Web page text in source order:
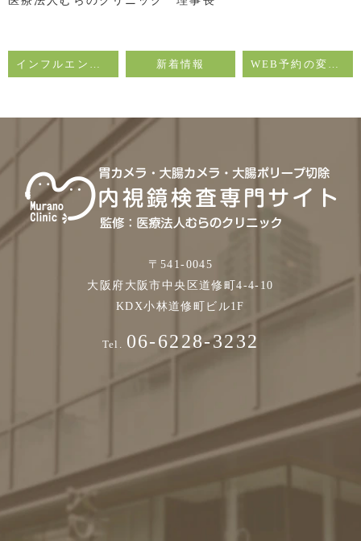
インフルエンザ予防接種について 新着情報 WEB予約の変更のお知らせ
〒541-0045
大阪府大阪市中央区道修町4-4-10
KDX小林道修町ビル1F
Tel. 06-6228-3232